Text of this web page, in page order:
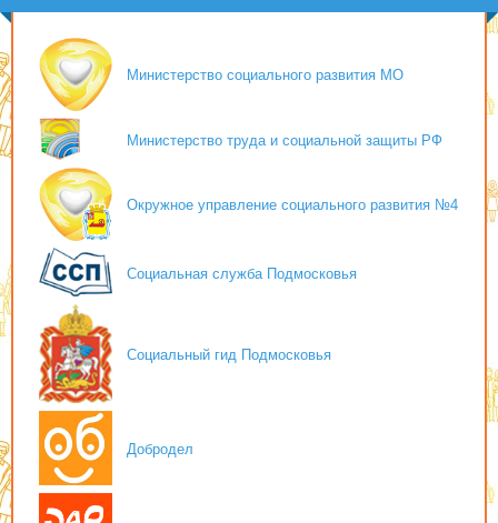
Министерство социального развития МО
Министерство труда и социальной защиты РФ
Окружное управление социального развития №4
Социальная служба Подмосковья
Социальный гид Подмосковья
Добродел